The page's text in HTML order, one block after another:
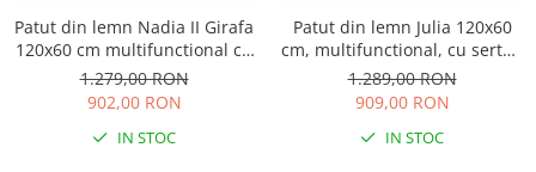
Patut din lemn Nadia II Girafa
120x60 cm multifunctional cu
sertar Alb - Babyneeds
1.279,00 RON
902,00 RON
IN STOC
Patut din lemn Julia 120x60
cm, multifunctional, cu sertar,
Alb - Qmini
1.289,00 RON
909,00 RON
IN STOC